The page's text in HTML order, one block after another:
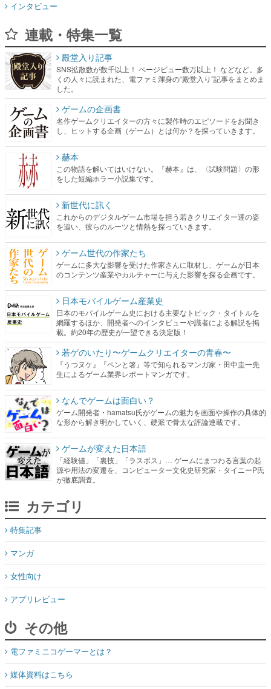
くの人々に読まれた、電ファミ渾身の“殿堂入り”記事をまとめま
した。
ゲームの企画書
名作ゲームクリエイターの方々に製作時のエピソードをお聞き
し、ヒットする企画（ゲーム）とは何か？を探っていきます。
赫本
この物語を解いてはいけない。『赫本』は、〈試験問題〉の形
をした短編ホラー小説集です。
新世代に訊く
これからのデジタルゲーム市場を担う若きクリエイター達の姿
を追い、彼らのルーツと情熱を探っていきます。
ゲーム世代の作家たち
ゲームに多大な影響を受けた作家さんに取材し、ゲームが日本
のコンテンツ産業やカルチャーに与えた影響を探る企画です。
日本モバイルゲーム産業史
日本のモバイルゲーム史における主要なトピック・タイトルを
網羅するほか、開発者へのインタビューや識者による解説を掲
若ゲのいたり〜ゲームクリエイターの青春〜
『うつヌケ』『ペンと箸』等で知られるマンガ家・田中圭一先
生によるゲーム業界レポートマンガです。
なんでゲームは面白い？
ゲーム開発者・hamatsu氏がゲームの魅力を画面や操作の具体的
な形から解き明かしていく、硬派で骨太な評論連載です。
ゲームが変えた日本語
「経験値」「裏技」「ラスボス」… ゲームにまつわる言葉の起
源や用法の変遷を、コンピューター文化史研究家・タイニーP氏
カテゴリ
マンガ
女性向け
アプリレビュー
その他
電ファミニコゲーマーとは？
媒体資料はこちら
XプレゼントCP応募規約
運営：株式会社マレ